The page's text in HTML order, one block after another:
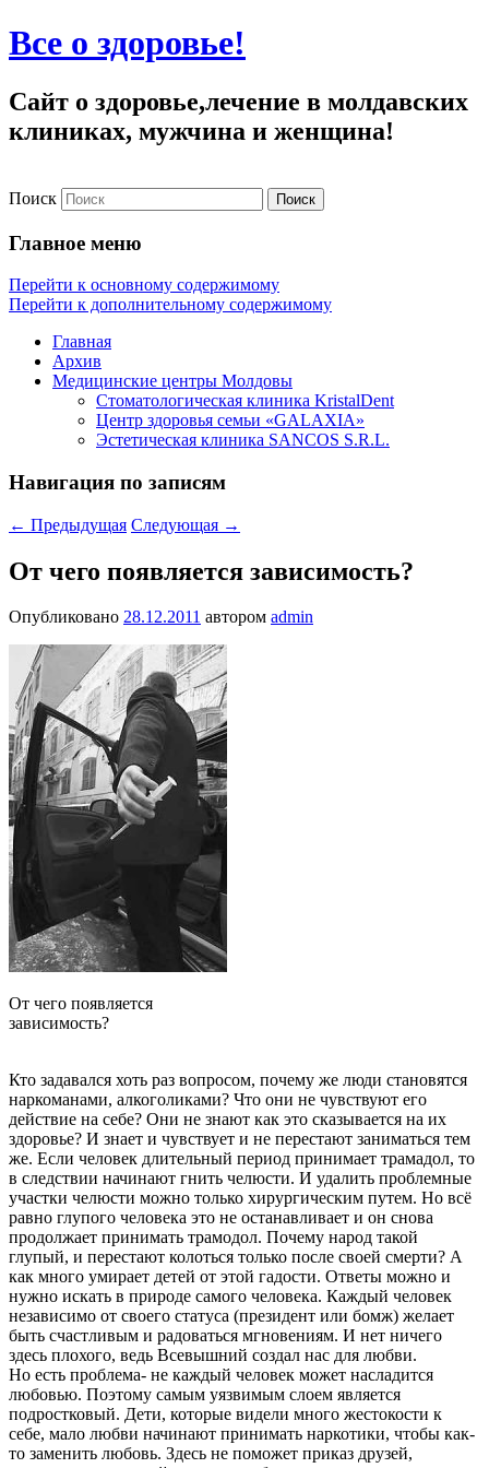
Все о здоровье!
Сайт о здоровье,лечение в молдавских
клиниках, мужчина и женщина!
Поиск
Главное меню
Перейти к основному содержимому
Перейти к дополнительному содержимому
Главная
Архив
Медицинские центры Молдовы
Стоматологическая клиника KristalDent
Центр здоровья семьи «GALAXIA»
Эстетическая клиника SANCOS S.R.L.
Навигация по записям
← Предыдущая Следующая →
От чего появляется зависимость?
Опубликовано 28.12.2011 автором admin
От чего появляется
зависимость?
Кто задавался хоть раз вопросом, почему же люди становятся
наркоманами, алкоголиками? Что они не чувствуют его
действие на себе? Они не знают как это сказывается на их
здоровье? И знает и чувствует и не перестают заниматься тем
же. Если человек длительный период принимает трамадол, то
в следствии начинают гнить челюсти. И удалить проблемные
участки челюсти можно только хирургическим путем. Но всё
равно глупого человека это не останавливает и он снова
продолжает принимать трамодол. Почему народ такой
глупый, и перестают колоться только после своей смерти? А
как много умирает детей от этой гадости. Ответы можно и
нужно искать в природе самого человека. Каждый человек
независимо от своего статуса (президент или бомж) желает
быть счастливым и радоваться мгновениям. И нет ничего
здесь плохого, ведь Всевышний создал нас для любви.
Но есть проблема- не каждый человек может насладится
любовью. Поэтому самым уязвимым слоем является
подростковый. Дети, которые видели много жестокости к
себе, мало любви начинают принимать наркотики, чтобы как-
то заменить любовь. Здесь не поможет приказ друзей,